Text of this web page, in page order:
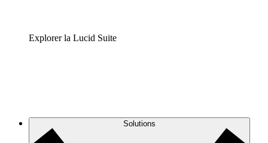
Explorer la Lucid Suite
Solutions